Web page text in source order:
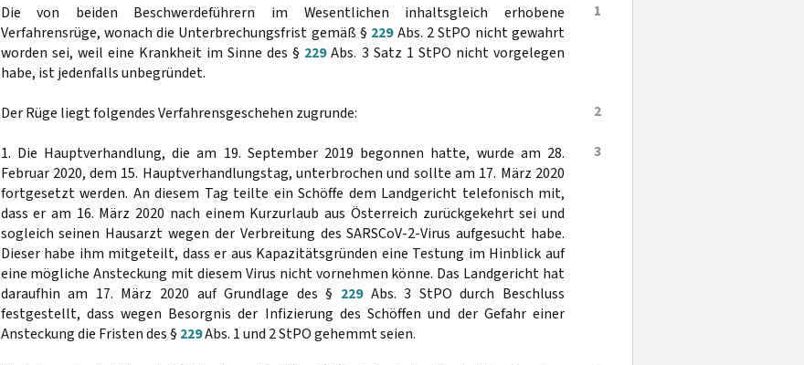
1
Die von beiden Beschwerdeführern im Wesentlichen inhaltsgleich erhobene
Verfahrensrüge, wonach die Unterbrechungsfrist gemäß § 229Abs. 2 StPO nicht gewahrt
worden sei, weil eine Krankheit im Sinne des § 229Abs. 3 Satz 1 StPO nicht vorgelegen
habe, ist jedenfalls unbegründet.
2
Der Rüge liegt folgendes Verfahrensgeschehen zugrunde:
3
1. Die Hauptverhandlung, die am 19. September 2019 begonnen hatte, wurde am 28.
Februar 2020, dem 15. Hauptverhandlungstag, unterbrochen und sollte am 17. März 2020
fortgesetzt werden. An diesem Tag teilte ein Schöffe dem Landgericht telefonisch mit,
dass er am 16. März 2020 nach einem Kurzurlaub aus Österreich zurückgekehrt sei und
sogleich seinen Hausarzt wegen der Verbreitung des SARSCoV-2-Virus aufgesucht habe.
Dieser habe ihm mitgeteilt, dass er aus Kapazitätsgründen eine Testung im Hinblick auf
eine mögliche Ansteckung mit diesem Virus nicht vornehmen könne. Das Landgericht hat
daraufhin am 17. März 2020 auf Grundlage des § 229Abs. 3 StPO durch Beschluss
festgestellt, dass wegen Besorgnis der Infizierung des Schöffen und der Gefahr einer
Ansteckung die Fristen des § 229Abs. 1 und 2 StPO gehemmt seien.